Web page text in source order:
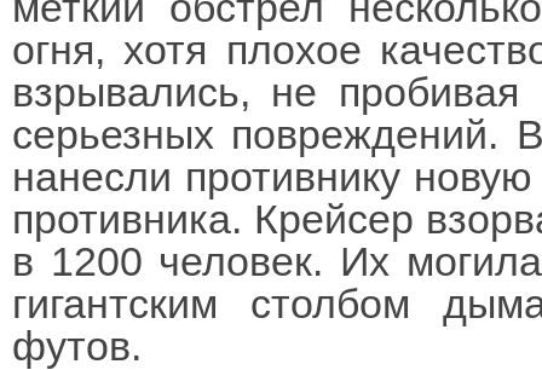
огня, хотя плохое
взрывались, не
серьезных повреждений.
нанесли противнику
противника. Крейсер
в 1200 человек. Их
гигантским столбом
футов.